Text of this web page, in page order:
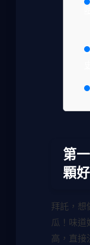
第
顆
拜託，想
瓜！味道
高，直接